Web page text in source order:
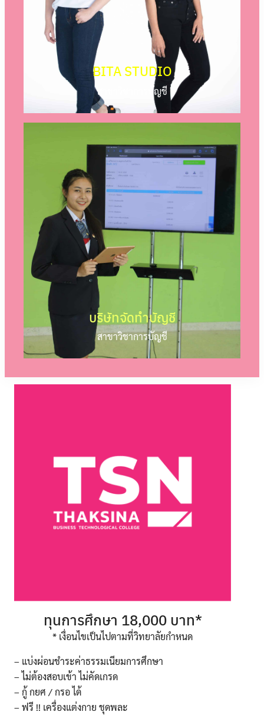
บริษัทจัดทำบัญชี
สาขาวิชาการบัญชี
BITA STUDIO
สาขาวิชาการบัญชี
ทุนการศึกษา 18,000 บาท*
* เงื่อนไขเป็นไปตามที่วิทยาลัยกำหนด
– แบ่งผ่อนชำระค่าธรรมเนียมการศึกษา
– ไม่ต้องสอบเข้า ไม่คัดเกรด
– กู้ กยศ / กรอ ได้
– ฟรี !! เครื่องแต่งกาย ชุดพละ